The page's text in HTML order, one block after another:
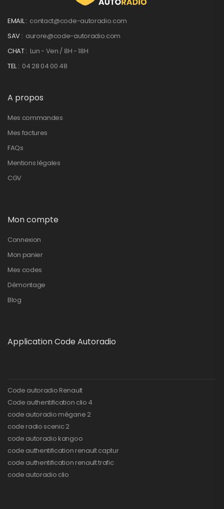
EMAIL : contact@code-autoradio.com
SAV : aurore@code-autoradio.com
CHAT : Lun - Ven / 8H - 18H
TEL : 04 28 04 00 48
A propos
Mes commandes
Mes factures
FAQs
Mentions légales
CGV
Mon compte
Connexion
Mon panier
Mes codes
Démontage
Blog
Application Code Autoradio
Code autoradio Renault
Code authentification clio 4
code autoradio mégane 2
code radio scenic 2
code autoradio kangoo
code authentification renault captur
code authentification renault trafic
code autoradio clio